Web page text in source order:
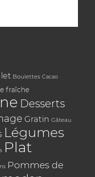
Boulettes Cacao
fraîche
Desserts
Gratin Gâteau
Légumes
Plat
Pommes de